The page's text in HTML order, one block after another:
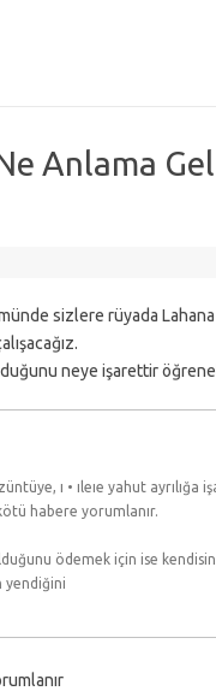
Anlama
sizlere rüyada
neye işarettir
ı • ıleıe yahut ayrılığa
habere yorumlanır.
ödemek için ise
yendiğini